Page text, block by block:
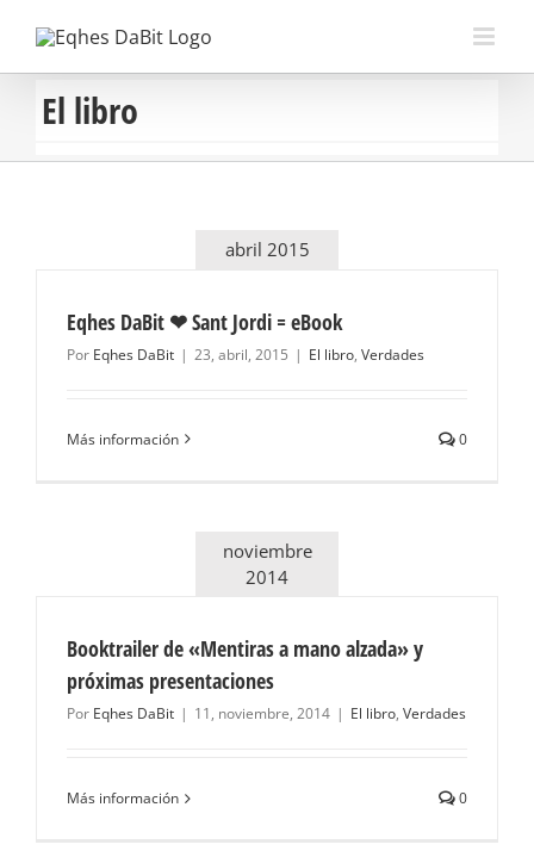
El libro
abril 2015
Eqhes DaBit ❤ Sant Jordi = eBook
Por Eqhes DaBit | 23, abril, 2015 | El libro, Verdades
Más información 0
noviembre
2014
Booktrailer de «Mentiras a mano alzada» y
próximas presentaciones
Por Eqhes DaBit | 11, noviembre, 2014 | El libro, Verdades
Más información 0